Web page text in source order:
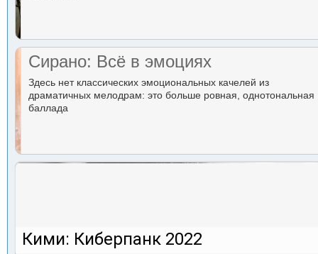
Сирано: Всё в эмоциях
Здесь нет классических эмоциональных качелей из
драматичных мелодрам: это больше ровная, однотональная
баллада
Кими: Киберпанк 2022